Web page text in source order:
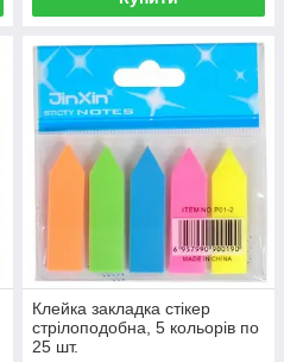
Клейка закладка стікер
стрілоподобна, 5 кольорів по
25 шт.